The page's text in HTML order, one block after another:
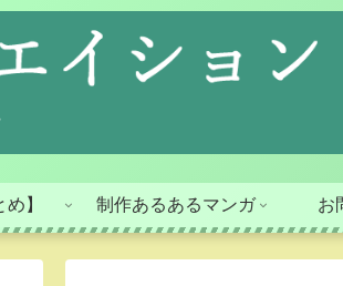
め】 制作あるあるマンガ お